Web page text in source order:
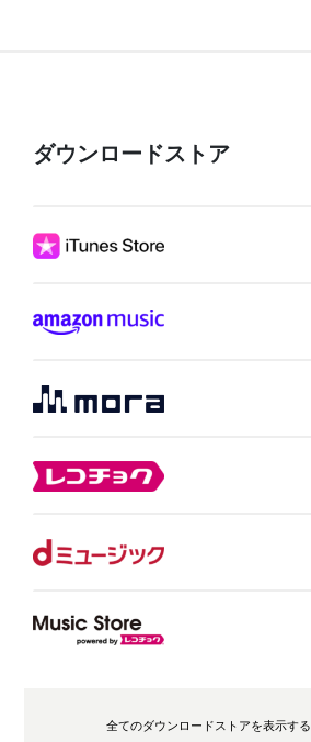
ダウンロードストア
全てのダウンロードストアを表示する